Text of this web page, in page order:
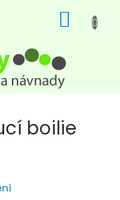
KOŠÍK
boilie